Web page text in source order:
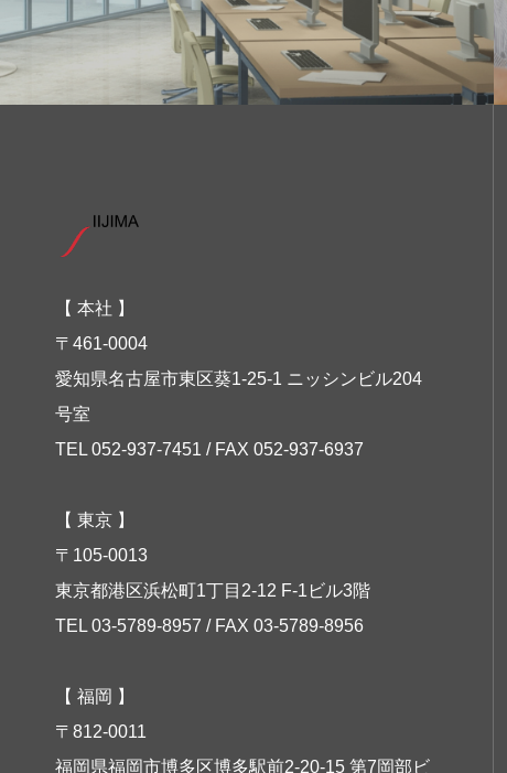
【 本社 】
〒461-0004
愛知県名古屋市東区葵1-25-1 ニッシンビル204
号室
TEL 052-937-7451 / FAX 052-937-6937
【 東京 】
〒105-0013
東京都港区浜松町1丁目2-12 F-1ビル3階
TEL 03-5789-8957 / FAX 03-5789-8956
【 福岡 】
〒812-0011
福岡県福岡市博多区博多駅前2-20-15 第7岡部ビ